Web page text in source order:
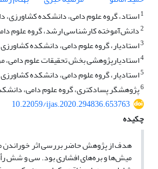
1استاد، گروه علوم دامی، دانشکده کشاورزی،
2دانش‌آموخته کارشناسی ارشد، گروه علوم
3استادیار، گروه علوم دامی، دانشکده
4استادیارپژوهشی بخش تحقیقات علوم دامی،
5استادیار، گروه علوم دامی، دانشکده
6پژوهشگر پسادکتری، گروه علوم دامی،
10.22059/ijas.2020.294836.653763
چکیده